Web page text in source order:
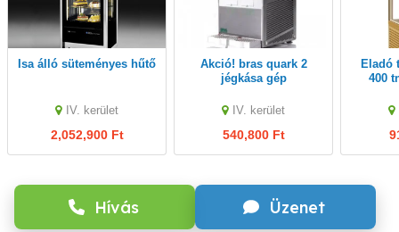
Hívás Üzenet
Isa álló süteményes hűtő
IV. kerület
2,052,900 Ft
Akció! bras quark 2
jégkása gép
IV. kerület
540,800 Ft
Eladó tecfrigo prisma
400